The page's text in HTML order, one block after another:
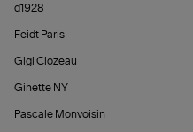
d1928
Feidt Paris
Gigi Clozeau
Ginette NY
Pascale Monvoisin